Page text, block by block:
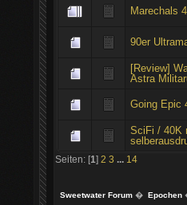
Marechals
90er
[Review]
Astra
Going Epic
SciFi / 40K
Seiten: [1] 2 3 14
Sweetwater Forum � Epochen